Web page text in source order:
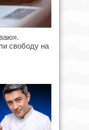
свободу на